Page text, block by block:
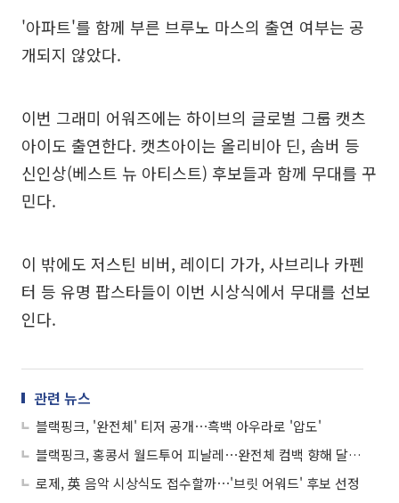
'아파트'를 함께 부른 브루노 마스의 출연 여부는 공
개되지 않았다.
이번 그래미 어워즈에는 하이브의 글로벌 그룹 캣츠
아이도 출연한다. 캣츠아이는 올리비아 딘, 솜버 등
신인상(베스트 뉴 아티스트) 후보들과 함께 무대를 꾸
민다.
이 밖에도 저스틴 비버, 레이디 가가, 사브리나 카펜
터 등 유명 팝스타들이 이번 시상식에서 무대를 선보
인다.
관련 뉴스
블랙핑크, '완전체' 티저 공개⋯흑백 아우라로 '압도'
블랙핑크, 홍콩서 월드투어 피날레⋯완전체 컴백 향해 달린다
로제, 英 음악 시상식도 접수할까⋯'브릿 어워드' 후보 선정